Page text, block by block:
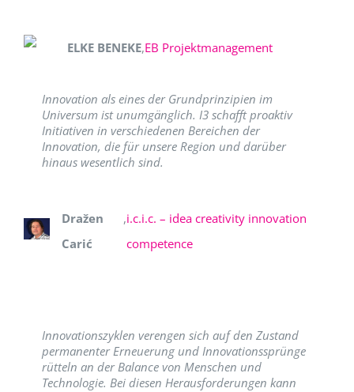
ELKE BENEKE,EB Projektmanagement
Innovation als eines der Grundprinzipien im
Universum ist unumgänglich. I3 schafft proaktiv
Initiativen in verschiedenen Bereichen der
Innovation, die für unsere Region und darüber
hinaus wesentlich sind.
Dražen
Carić
,i.c.i.c. – idea creativity innovation
competence
Innovationszyklen verengen sich auf den Zustand
permanenter Erneuerung und Innovationssprünge
rütteln an der Balance von Menschen und
Technologie. Bei diesen Herausforderungen kann